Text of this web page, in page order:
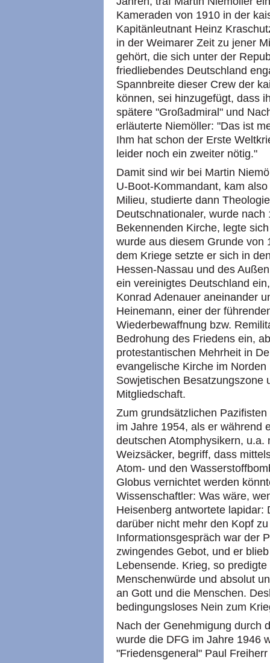
Kameraden von 1910 in der
Kapitänleutnant Heinz
in der Weimarer Zeit zu jener
gehört, die sich unter der
friedliebendes Deutschland
Spannbreite dieser Crew der
können, sei hinzugefügt, dass
spätere "Großadmiral" und
erläuterte Niemöller: "Das ist
Ihm hat schon der Erste
leider noch ein zweiter nötig."
Damit sind wir bei Martin
U-Boot-Kommandant, kam
Milieu, studierte dann
Deutschnationaler, wurde
Bekennenden Kirche, legte
wurde aus diesem Grunde von
dem Kriege setzte er sich in
Hessen-Nassau und des
ein vereinigtes Deutschland
Konrad Adenauer aneinander
Heinemann, einer der
Wiederbewaffnung bzw.
Bedrohung des Friedens ein,
protestantischen Mehrheit in
evangelische Kirche im
Sowjetischen Besatzungszone
Mitgliedschaft.
Zum grundsätzlichen
im Jahre 1954, als er während
deutschen Atomphysikern,
Weizsäcker, begriff, dass
Atom- und den
Globus vernichtet werden
Wissenschaftler: Was wäre,
Heisenberg antwortete lapidar:
darüber nicht mehr den Kopf
Informationsgespräch war der
zwingendes Gebot, und er
Lebensende. Krieg, so
Menschenwürde und absolut
an Gott und die Menschen.
bedingungsloses Nein zum
Nach der Genehmigung durch
wurde die DFG im Jahre 1946
"Friedensgeneral" Paul